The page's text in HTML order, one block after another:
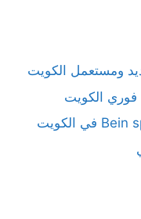
ومستعمل الكويت
الكويت